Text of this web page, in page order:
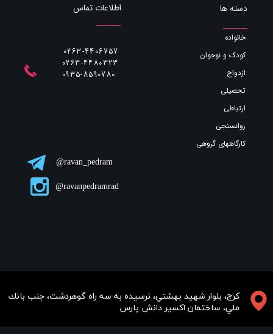
​​​كرج، بلوار شهيد بهشتي، نرسيده به سه راه گوهردشت، جنب بانك
ملي، ساختمان اكسير دانش پارس
خانواده
کودک و نوجوان
ازدواج
تحصیلی
ارتباطی
روانسنجی
کارگاههای گروهی
دسته ها اطلاعات تماس
0263-4406757
0263-4480323
ravan_pedram@
ravanpedramrad@